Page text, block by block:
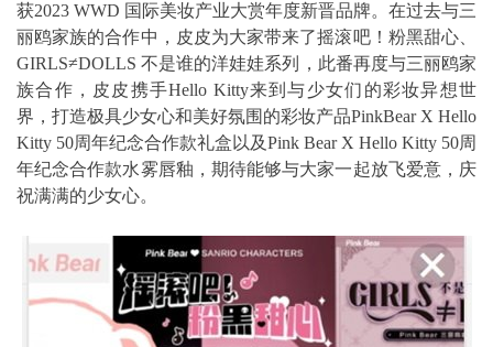
获2023 WWD 国际美妆产业大赏年度新晋品牌。在过去与三
丽鸥家族的合作中，皮皮为大家带来了摇滚吧！粉黑甜心、
GIRLS≠DOLLS 不是谁的洋娃娃系列，此番再度与三丽鸥家
族合作，皮皮携手Hello Kitty来到与少女们的彩妆异想世
界，打造极具少女心和美好氛围的彩妆产品PinkBear X Hello
Kitty 50周年纪念合作款礼盒以及Pink Bear X Hello Kitty 50周
年纪念合作款水雾唇釉，期待能够与大家一起放飞爱意，庆
祝满满的少女心。